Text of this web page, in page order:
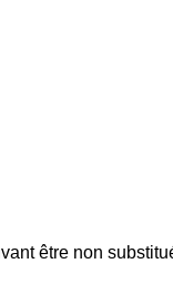
être non